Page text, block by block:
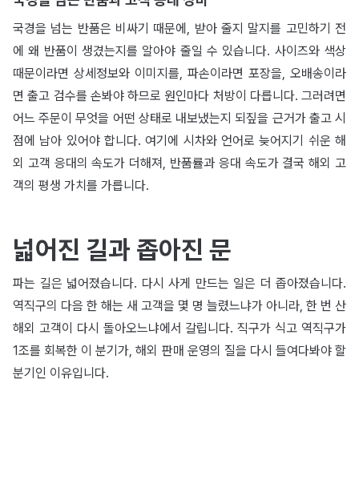
국경을 넘는 반품은 비싸기 때문에, 받아 줄지 말지를 고민하기 전
에 왜 반품이 생겼는지를 알아야 줄일 수 있습니다. 사이즈와 색상
때문이라면 상세정보와 이미지를, 파손이라면 포장을, 오배송이라
면 출고 검수를 손봐야 하므로 원인마다 처방이 다릅니다. 그러려면
어느 주문이 무엇을 어떤 상태로 내보냈는지 되짚을 근거가 출고 시
점에 남아 있어야 합니다. 여기에 시차와 언어로 늦어지기 쉬운 해
외 고객 응대의 속도가 더해져, 반품률과 응대 속도가 결국 해외 고
객의 평생 가치를 가릅니다.
넓어진 길과 좁아진 문
파는 길은 넓어졌습니다. 다시 사게 만드는 일은 더 좁아졌습니다.
역직구의 다음 한 해는 새 고객을 몇 명 늘렸느냐가 아니라, 한 번 산
해외 고객이 다시 돌아오느냐에서 갈립니다. 직구가 식고 역직구가
1조를 회복한 이 분기가, 해외 판매 운영의 질을 다시 들여다봐야 할
분기인 이유입니다.